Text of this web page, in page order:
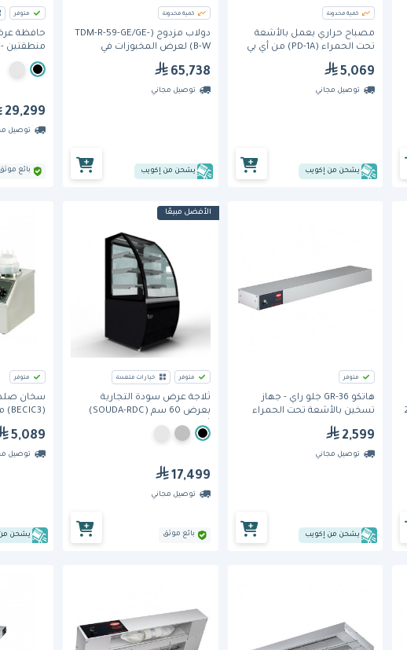
كمية محدودة
مصباح حراري بعمل بالأشعة
تحت الحمراء (PD-1A) من أي بي
5,069
توصيل مجاني
يشحن من إكويب
كمية محدودة
دولاب مزدوج (TDM-R-59-GE/GE-
B-W) لعرض المخبوزات في
نطاقين حراريين جاف/بارد
وبواجهة زجاجية منحنية من ترو
65,738
توصيل مجاني
يشحن من إكويب
متوفر
حافظة
منطقتين
متر،
29,299
توصيل
بائع موثق
متوفر
هاتكو GR-36 جلو راي - جهاز
تسخين بالأشعة تحت الحمراء
2,599
توصيل مجاني
يشحن من إكويب
الأفضل مبيعًا
متوفر خيارات متعددة
ثلاجة عرض سودة التجارية
بعرض 60 سم (SOUDA-RDC)
ثلاجات الحلويات بتصميم منحني
من برودان
17,499
توصيل مجاني
بائع موثق
متوفر
سخان
(BECIC3) من كرامبوز
5,089
توصيل
يشحن